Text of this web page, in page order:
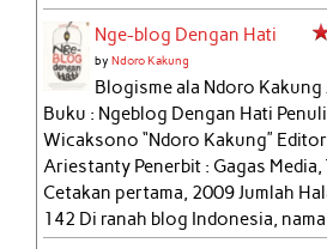
Nge-blog Dengan Hati
byNdoro Kakung
Blogisme ala Ndoro Kakung
Buku : Ngeblog Dengan Hati
Wicaksono “Ndoro Kakung”
Ariestanty Penerbit : Gagas Media,
Cetakan pertama, 2009 Jumlah
142 Di ranah blog Indonesia, nama